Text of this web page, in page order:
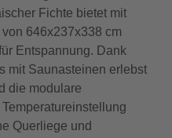
Fichte bietet mit
646x237x338 cm
Entspannung. Dank
mit Saunasteinen erlebst
die modulare
Querliege und